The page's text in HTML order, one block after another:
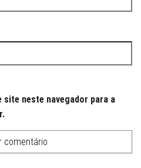
site neste navegador para a